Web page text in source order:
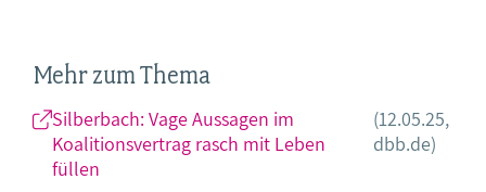
Mehr zum Thema
Silberbach: Vage Aussagen im
Koalitionsvertrag rasch mit Leben
füllen
(12.05.25,
dbb.de)